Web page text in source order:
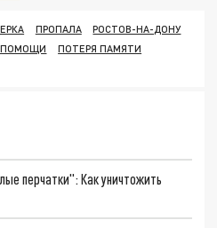
ПРОПАЛА
РОСТОВ-НА-ДОНУ
ПОМОЩИ
ПОТЕРЯ ПАМЯТИ
перчатки": Как уничтожить